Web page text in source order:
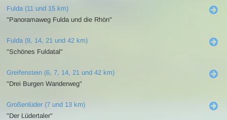
Fulda (11 und 15 km)
"Panoramaweg Fulda und die Rhön"
Fulda (8, 14, 21 und 42 km)
"Schönes Fuldatal"
Greifenstein (6, 7, 14, 21 und 42 km)
"Drei Burgen Wanderweg"
Großenlüder (7 und 13 km)
"Der Lüdertaler"